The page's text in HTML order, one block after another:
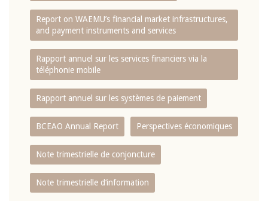
Report on WAEMU’s financial market infrastructures,
and payment instruments and services
Rapport annuel sur les services financiers via la
téléphonie mobile
Rapport annuel sur les systèmes de paiement
BCEAO Annual Report Perspectives économiques
Note trimestrielle de conjoncture
Note trimestrielle d‘information